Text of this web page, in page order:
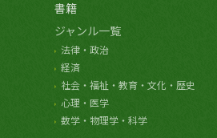
書籍
ジャンル一覧
法律・政治
経済
社会・福祉・教育・文化・歴史
心理・医学
数学・物理学・科学